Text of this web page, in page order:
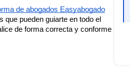
de abogados Easyabogado
pueden guiarte en todo el
de forma correcta y conforme